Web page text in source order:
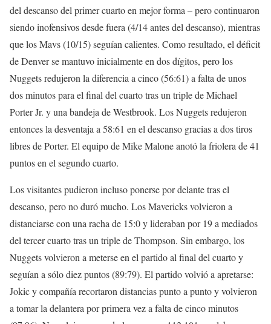
del descanso del primer cuarto en mejor forma – pero continuaron
siendo inofensivos desde fuera (4/14 antes del descanso), mientras
que los Mavs (10/15) seguían calientes. Como resultado, el déficit
de Denver se mantuvo inicialmente en dos dígitos, pero los
Nuggets redujeron la diferencia a cinco (56:61) a falta de unos
dos minutos para el final del cuarto tras un triple de Michael
Porter Jr. y una bandeja de Westbrook. Los Nuggets redujeron
entonces la desventaja a 58:61 en el descanso gracias a dos tiros
libres de Porter. El equipo de Mike Malone anotó la friolera de 41
puntos en el segundo cuarto.
Los visitantes pudieron incluso ponerse por delante tras el
descanso, pero no duró mucho. Los Mavericks volvieron a
distanciarse con una racha de 15:0 y lideraban por 19 a mediados
del tercer cuarto tras un triple de Thompson. Sin embargo, los
Nuggets volvieron a meterse en el partido al final del cuarto y
seguían a sólo diez puntos (89:79). El partido volvió a apretarse:
Jokic y compañía recortaron distancias punto a punto y volvieron
a tomar la delantera por primera vez a falta de cinco minutos